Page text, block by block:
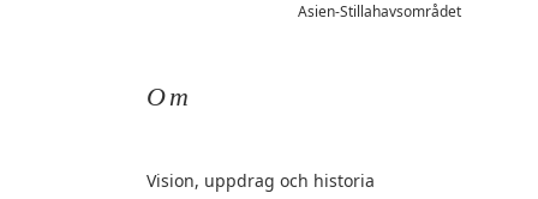
Asien-Stillahavsområdet
Om
Vision, uppdrag och historia